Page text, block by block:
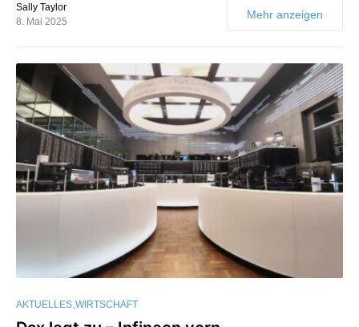
Sally Taylor
8. Mai 2025
Mehr anzeigen
AKTUELLES WIRTSCHAFT